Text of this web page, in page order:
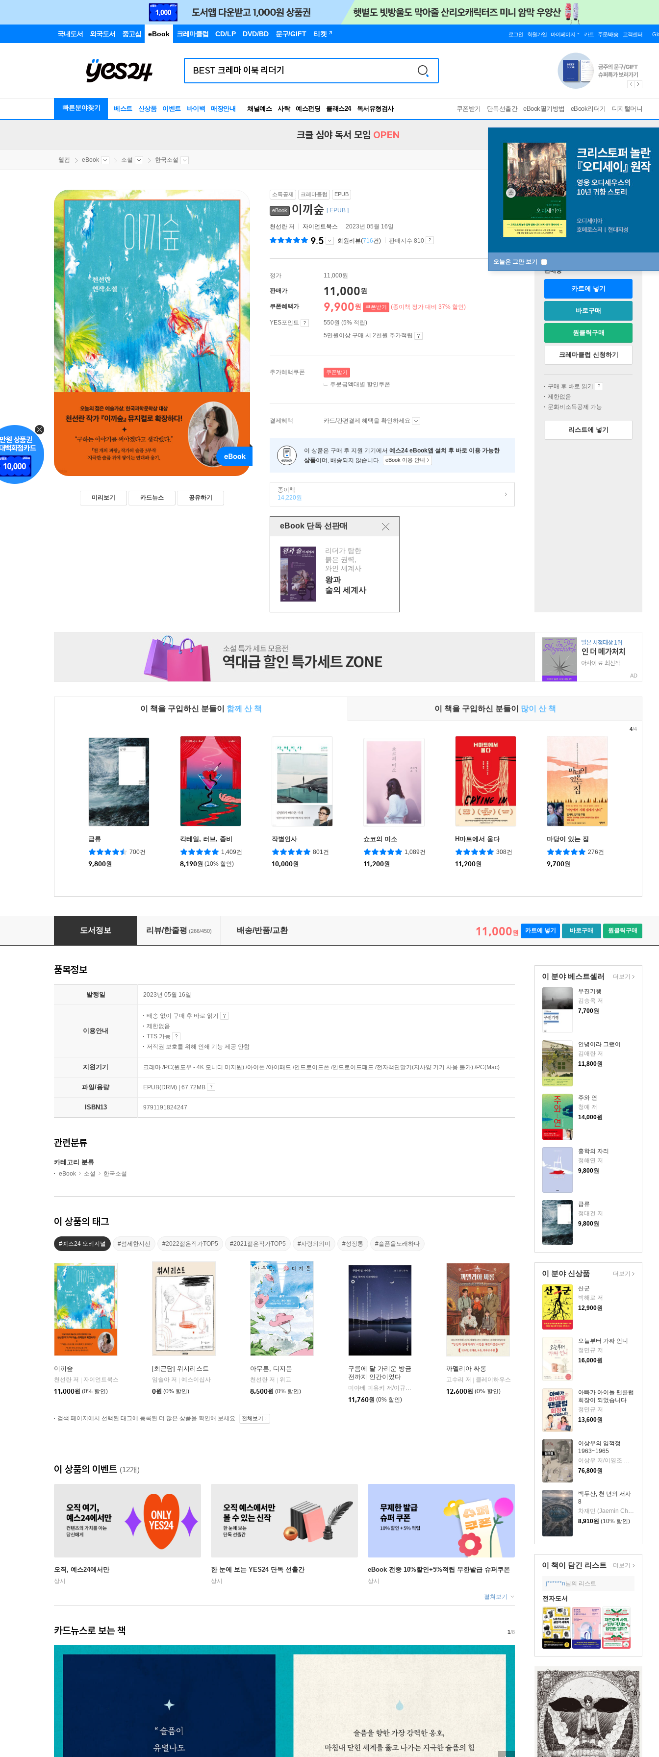
국내도서 외국도서 중고샵 eBook 크레마클럽 CD/LP DVD/BD 문구/GIFT 티켓 로그인 회원가입 마이페이지 카트 주문/배송 고객센터
빠른분야찾기 베스트 신상품 이벤트 바이백 매장안내 채널예스 사락 예스펀딩 클래스24
독서유형검사
RBTI Lab
쿠폰받기 단독선출간 eBook필기방법 eBook리더기 디지털머니
오늘은 그만 보기
크클 심야 독서 모임 OPEN
웰컴 eBook 소설 한국소설
미리보기 카드뉴스 공유하기
소득공제 크레마클럽 EPUB
eBook 이끼숲 [ EPUB ]
천선란 저 자이언트북스 2023년 05월 16일
9.5 회원리뷰(716건) 판매지수 810
정가 11,000원
판매가 11,000원
쿠폰혜택가 9,900원 쿠폰받기 (종이책 정가 대비 37% 할인)
YES포인트
550원 (5% 적립)
5만원이상 구매 시 2천원 추가적립
추가혜택쿠폰 쿠폰받기
주문금액대별 할인쿠폰
결제혜택 카드/간편결제 혜택을 확인하세요
이 상품은 구매 후 지원 기기에서 예스24 eBook앱 설치 후 바로 이용 가능한
상품이며, 배송되지 않습니다. eBook 이용 안내
종이책
14,220원
eBook 단독 선판매
리더가 탐한
붉은 권력,
와인 세계사
왕과
술의 세계사
판매중
카트에 넣기
바로구매
원클릭구매
크레마클럽 신청하기
구매 후 바로 읽기
제한없음
문화비소득공제 가능
리스트에 넣기
AD
이 책을 구입하신 분들이 함께 산 책 이 책을 구입하신 분들이 많이 산 책
급류
700건
9,800원
칵테일, 러브, 좀비
1,409건
8,190원 (10% 할인)
작별인사
801건
10,000원
쇼코의 미소
1,089건
11,200원
H마트에서 울다
308건
11,200원
마당이 있는 집
276건
9,700원
4/4
도서정보 리뷰/한줄평 (266/450) 배송/반품/교환 11,000원 카트에 넣기 바로구매 원클릭구매
이 분야 베스트셀러
무진기행
김승옥 저
7,700원
안녕이라 그랬어
김애란 저
11,800원
주와 연
청예 저
14,000원
홍학의 자리
정해연 저
9,800원
급류
정대건 저
9,800원
더보기
이 분야 신상품
산군
박해로 저
12,900원
오늘부터 가짜 언니
정민규 저
16,000원
아빠가 아이돌 팬클럽
회장이 되었습니다
정민규 저
13,600원
이상우의 임꺽정
1963~1965
이상우 저/이영조 그림
76,800원
백두산, 천 년의 서사
8
차재민 (Jaemin Cha) 저
8,910원 (10% 할인)
더보기
이 책이 담긴 리스트 더보기
j******n님의 리스트
전자도서
품목정보
발행일 2023년 05월 16일
이용안내
배송 없이 구매 후 바로 읽기
제한없음
TTS 가능
저작권 보호를 위해 인쇄 기능 제공 안함
지원기기 크레마 /PC(윈도우 - 4K 모니터 미지원) /아이폰 /아이패드 /안드로이드폰 /안드로이드패드 /전자책단말기(저사양 기기 사용 불가) /PC(Mac)
파일/용량 EPUB(DRM) | 67.72MB
ISBN13 9791191824247
관련분류
카테고리 분류
eBook 소설 한국소설
이 상품의 태그
#예스24 오리지널 #섬세한시선 #2022젊은작가TOP5 #2021젊은작가TOP5 #사랑의의미 #성장통 #슬픔을노래하다
이끼숲
천선란 저
자이언트북스
11,000원 (0% 할인)
[최근담] 위시리스트
임솔아 저
예스이십사
0원 (0% 할인)
아무튼, 디지몬
천선란 저
위고
8,500원 (0% 할인)
구름에 달 가리운 방금
전까지 인간이었다
미야베 미유키 저/이규원 역
11,760원 (0% 할인)
까멜리아 싸롱
고수리 저
클레이하우스
12,600원 (0% 할인)
검색 페이지에서 선택된 태그에 등록된 더 많은 상품을 확인해 보세요. 전체보기
이 상품의 이벤트 (12개)
오직, 예스24에서만
상시
한 눈에 보는 YES24 단독 선출간
상시
eBook 전종 10%할인+5%적립 무한발급 슈퍼쿠폰
상시
펼쳐보기
카드뉴스로 보는 책 1/8